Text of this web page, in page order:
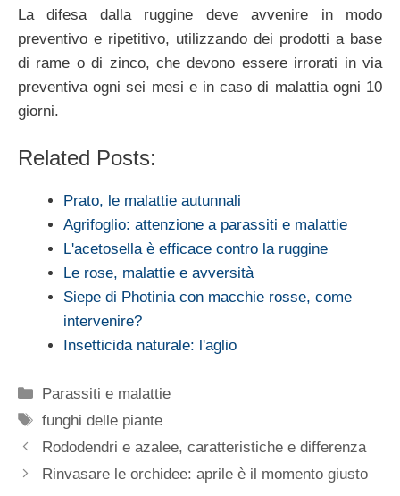
La difesa dalla ruggine deve avvenire in modo
preventivo e ripetitivo, utilizzando dei prodotti a base
di rame o di zinco, che devono essere irrorati in via
preventiva ogni sei mesi e in caso di malattia ogni 10
giorni.
Related Posts:
Prato, le malattie autunnali
Agrifoglio: attenzione a parassiti e malattie
L'acetosella è efficace contro la ruggine
Le rose, malattie e avversità
Siepe di Photinia con macchie rosse, come
intervenire?
Insetticida naturale: l'aglio
Categorie
Parassiti e malattie
Tag
funghi delle piante
Rododendri e azalee, caratteristiche e differenza
Rinvasare le orchidee: aprile è il momento giusto